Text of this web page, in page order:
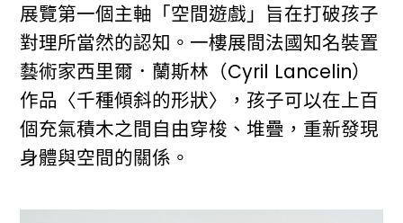
展覽第一個主軸「空間遊戲」旨在打破孩子
對理所當然的認知。一樓展間法國知名裝置
藝術家西里爾．蘭斯林（Cyril Lancelin）
作品〈千種傾斜的形狀〉，孩子可以在上百
個充氣積木之間自由穿梭、堆疊，重新發現
身體與空間的關係。